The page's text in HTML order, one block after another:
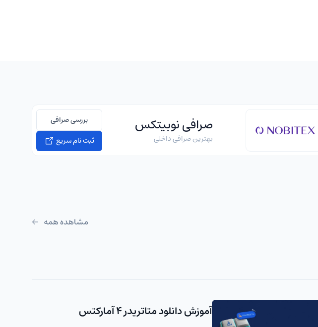
صرافی نوبیتکس
بهترین صرافی داخلی
بررسی صرافی
ثبت نام سریع
مشاهده همه
آموزش دانلود متاتریدر 4 آمارکتس